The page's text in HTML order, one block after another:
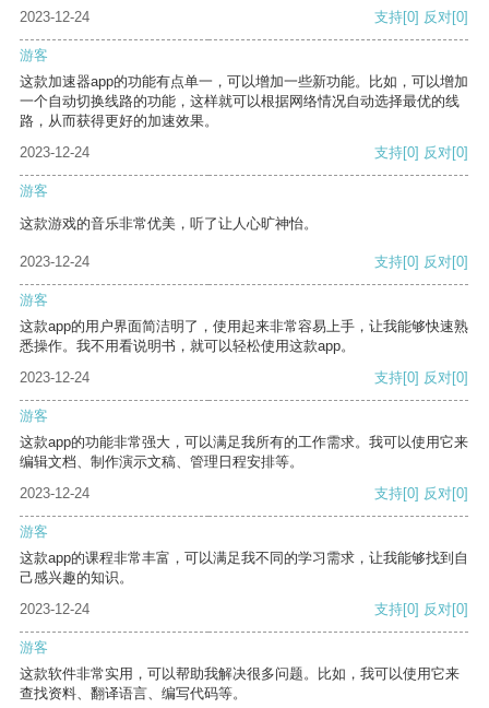
2023-12-24
支持[0] 反对[0]
游客
这款加速器app的功能有点单一，可以增加一些新功能。比如，可以增加
一个自动切换线路的功能，这样就可以根据网络情况自动选择最优的线
路，从而获得更好的加速效果。
2023-12-24
支持[0] 反对[0]
游客
这款游戏的音乐非常优美，听了让人心旷神怡。
2023-12-24 支持[0] 反对[0]
游客
这款app的用户界面简洁明了，使用起来非常容易上手，让我能够快速熟
悉操作。我不用看说明书，就可以轻松使用这款app。
2023-12-24
支持[0] 反对[0]
游客
这款app的功能非常强大，可以满足我所有的工作需求。我可以使用它来
编辑文档、制作演示文稿、管理日程安排等。
2023-12-24
支持[0] 反对[0]
游客
这款app的课程非常丰富，可以满足我不同的学习需求，让我能够找到自
己感兴趣的知识。
2023-12-24
支持[0] 反对[0]
游客
这款软件非常实用，可以帮助我解决很多问题。比如，我可以使用它来
查找资料、翻译语言、编写代码等。